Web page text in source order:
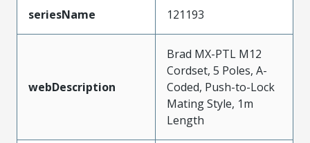
seriesName 121193
webDescription
Brad MX-PTL M12
Cordset, 5 Poles, A-
Coded, Push-to-Lock
Mating Style, 1m
Length